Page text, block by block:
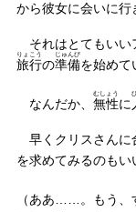
から彼女に会いに行
それはとてもいい
旅行
りょこう
の準備
じゅんび
を始めて
なんだか、 無性
むしょう
に
早くクリスさんに
を求めてみるのもい
（ああ……。もう、